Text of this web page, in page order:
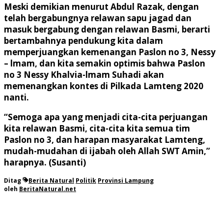
Meski demikian menurut Abdul Razak, dengan
telah bergabungnya relawan sapu jagad dan
masuk bergabung dengan relawan Basmi, berarti
bertambahnya pendukung kita dalam
memperjuangkan kemenangan Paslon no 3, Nessy
– lmam, dan kita semakin optimis bahwa Paslon
no 3 Nessy Khalvia-lmam Suhadi akan
memenangkan kontes di Pilkada Lamteng 2020
nanti.
“Semoga apa yang menjadi cita-cita perjuangan
kita relawan Basmi, cita-cita kita semua tim
Paslon no 3, dan harapan masyarakat Lamteng,
mudah-mudahan di ijabah oleh Allah SWT Amin,”
harapnya. (Susanti)
Ditag Berita Natural Politik Provinsi Lampung
oleh BeritaNatural.net